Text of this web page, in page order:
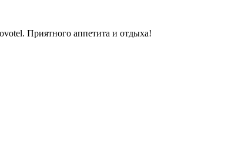
Приятного аппетита и отдыха!